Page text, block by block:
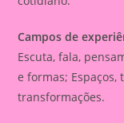
Campos de
Escuta, fala,
e formas; Espaços,
transformações.